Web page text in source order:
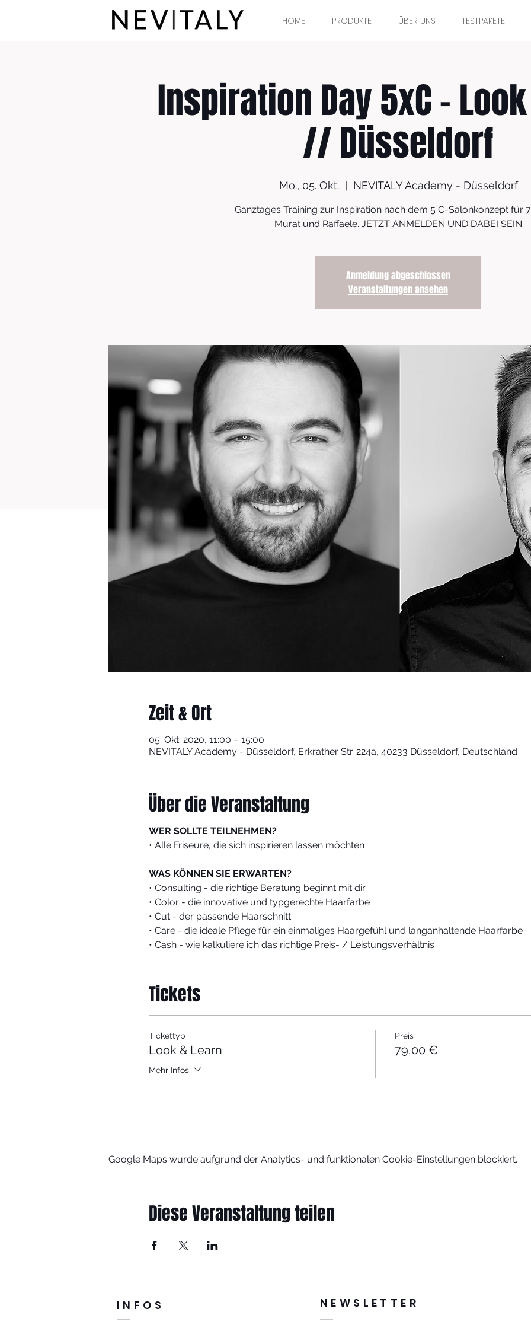
HOME PRODUKTE ÜBER UNS TESTPAKETE
Inspiration Day 5xC -
// Düsseldorf
Mo., 05. Okt.
  |
NEVITALY Academy - Düsseldorf
Ganztages Training zur Inspiration nach dem 5 C-Salonkonzept für
Murat und Raffaele. JETZT ANMELDEN UND DABEI SEIN
Anmeldung abgeschlossen
Veranstaltungen ansehen
Zeit & Ort
05. Okt. 2020, 11:00 – 15:00
NEVITALY Academy - Düsseldorf, Erkrather Str. 224a, 40233 Düsseldorf, Deutschland
Über die Veranstaltung
WER SOLLTE TEILNEHMEN?
• Alle Friseure, die sich inspirieren lassen möchten
WAS KÖNNEN SIE ERWARTEN?
• Consulting - die richtige Beratung beginnt mit dir
• Color - die innovative und typgerechte Haarfarbe
• Cut - der passende Haarschnitt
• Care - die ideale Pflege für ein einmaliges Haargefühl und langanhaltende Haarfarbe
• Cash - wie kalkuliere ich das richtige Preis- / Leistungsverhältnis
• Vielseitige Interpretationsmöglichkeiten für den Salonalltag
• Umsatz steigern durch motivierte und inspirierte Salonmitarbeiter
• Salonimage stärken durch Expertise im Bereich Trend
HINWEIS:
Bitte Handwerkszeug mitbringen, da Arbeit am Trainingskopf oder Modell.
Tickets
Tickettyp
Look & Learn
Mehr Infos
Preis
79,00 €
Google Maps wurde aufgrund der Analytics- und funktionalen Cookie-Einstellungen blockiert.
Diese Veranstaltung teilen
INFOS NEWSLETTER